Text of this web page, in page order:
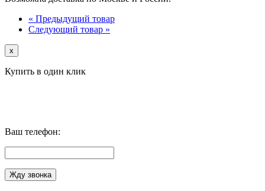
« Предыдущий товар
Следующий товар »
x
Купить в один клик
Ваш телефон: